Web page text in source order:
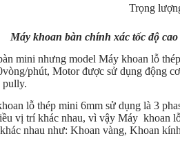
Trọng
Máy khoan bàn chính xác tốc độ
mini nhưng model Máy khoan lỗ
phút, Motor được sử dụng động
pully.
lỗ thép mini 6mm sử dụng là 3
vị trí khác nhau, vì vậy Máy khoan
nhau như: Khoan vàng, Khoan